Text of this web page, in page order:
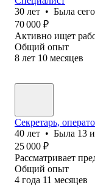
30 лет • Была
70 000 ₽
Активно ищет
Общий опыт
8 лет 10 месяцев
Секретарь,
40 лет • Была 13
25 000 ₽
Рассматривает
Общий опыт
4 года 11 месяцев